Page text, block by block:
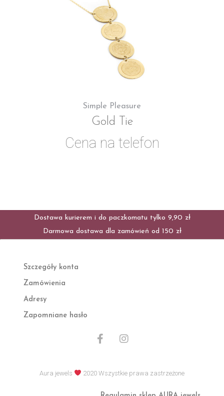
Simple Pleasure
Gold Tie
Cena na telefon
Dostawa kurierem i do paczkomatu tylko 9,90 zł
Darmowa dostawa dla zamówień od 150 zł
Szczegóły konta
Zamówienia
Adresy
Zapomniane hasło
F
b
I
a
Aura jewels 2020 Wszystkie prawa zastrzeżone